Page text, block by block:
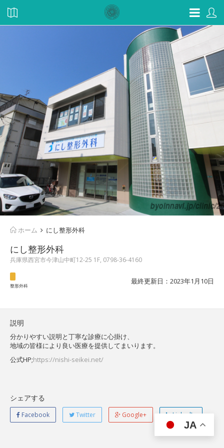
ホーム にし整形外科
にし整形外科
兵庫県西宮市今津山中町12-25 1F, 0798-36-4160
整形外科
最終更新日：2023年1月10日
説明
分かりやすい説明と丁寧な診療に心掛け、
地域の皆様により良い医療を提供してまいります。
公式HP;https://nishi-seikei.net/
シェアする
Facebook Twitter Google+ LinkedIn
JA